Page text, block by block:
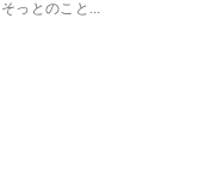
そっとのこと...